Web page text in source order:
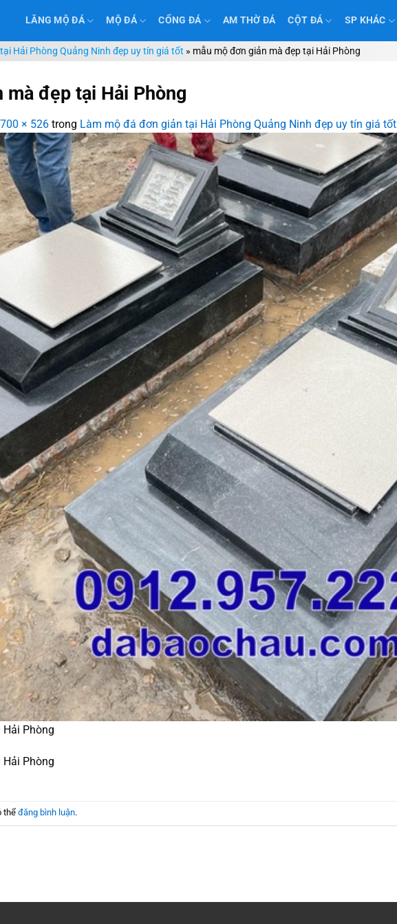
LĂNG MỘ ĐÁ MỘ ĐÁ CỔNG ĐÁ AM THỜ ĐÁ CỘT ĐÁ SP KHÁC
Hải Phòng Quảng Ninh đẹp uy tín giá tốt » mẫu mộ đơn giản mà đẹp tại Hải Phòng
mà đẹp tại Hải Phòng
700 × 526 trong Làm mộ đá đơn giản tại Hải Phòng Quảng Ninh đẹp uy tín giá tốt
Phòng
Phòng
thể đăng bình luận.